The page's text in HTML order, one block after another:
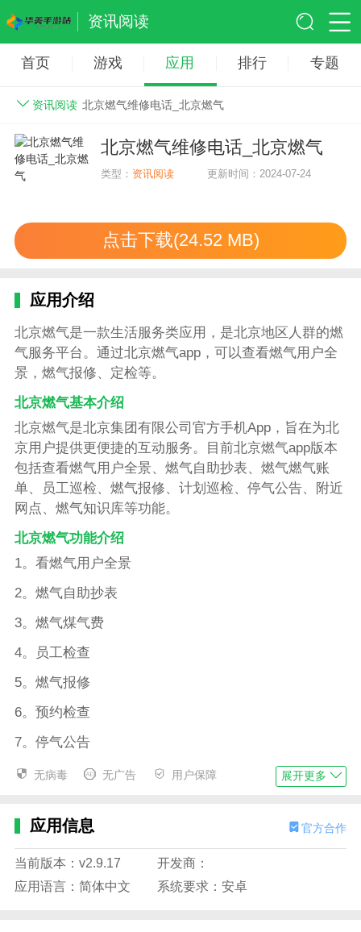
资讯阅读
首页 游戏 应用 排行 专题
资讯阅读 北京燃气维修电话_北京燃气
北京燃气维修电话_北京燃气
类型： 资讯阅读 更新时间：2024-07-24
点击下载(24.52 MB)
应用介绍
北京燃气是一款生活服务类应用，是北京地区人群的燃
气服务平台。通过北京燃气app，可以查看燃气用户全
景，燃气报修、定检等。
北京燃气基本介绍
北京燃气是北京集团有限公司官方手机App，旨在为北
京用户提供更便捷的互动服务。目前北京燃气app版本
包括查看燃气用户全景、燃气自助抄表、燃气燃气账
单、员工巡检、燃气报修、计划巡检、停气公告、附近
网点、燃气知识库等功能。
北京燃气功能介绍
1。看燃气用户全景
2。燃气自助抄表
3。燃气煤气费
4。员工检查
5。燃气报修
6。预约检查
7。停气公告
8。附近的网络
更新日志
最新版本:2024年7月4日更新的v2.9.17。
服务记录已添加；
无病毒 无广告 用户保障 展开更多
应用信息 官方合作
当前版本：v2.9.17
开发商：
应用语言：简体中文
系统要求：安卓